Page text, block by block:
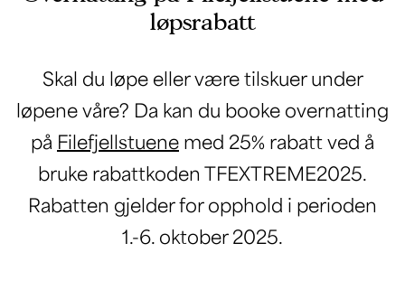
løpsrabatt
Skal du løpe eller være tilskuer under
løpene våre? Da kan du booke overnatting
på Filefjellstuene med 25% rabatt ved å
bruke rabattkoden TFEXTREME2025.
Rabatten gjelder for opphold i perioden
1.-6. oktober 2025.